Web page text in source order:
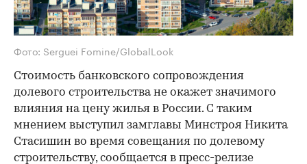
Фото: Serguei Fomine/GlobalLook
Стоимость банковского сопровождения
долевого строительства не окажет значимого
влияния на цену жилья в России. С таким
мнением выступил замглавы Минстроя Никита
Стасишин во время совещания по долевому
строительству, сообщается в пресс-релизе